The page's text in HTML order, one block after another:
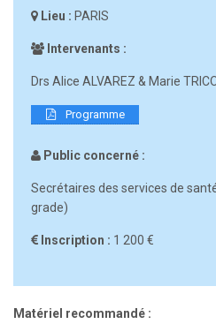
Lieu : PARIS
Intervenants :
Drs Alice ALVAREZ & Marie
Programme
Public concerné :
Secrétaires des services de
grade)
Inscription : 1 200 €
Matériel recommandé :